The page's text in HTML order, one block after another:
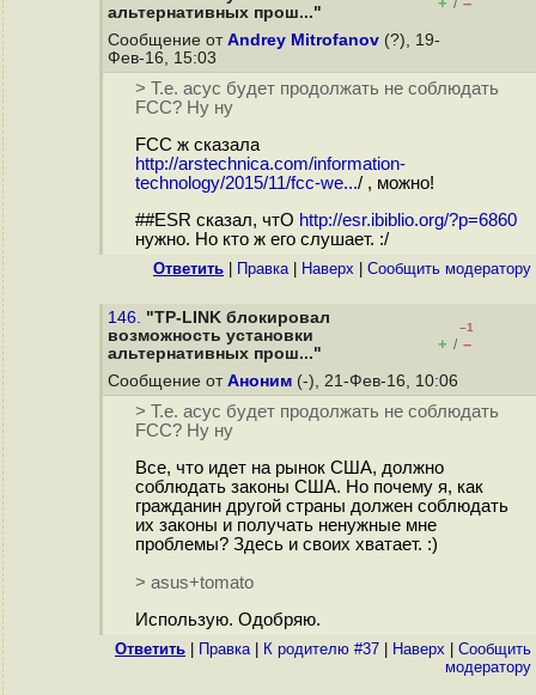
альтернативных прош..."
/
Сообщение от Andrey Mitrofanov (?), 19-
Фев-16, 15:03
> Т.е. асус будет продолжать не соблюдать
FCC? Ну ну
FCC ж сказала
http://arstechnica.com/information-
technology/2015/11/fcc-we.../ , можно!
##ESR сказал, чтО http://esr.ibiblio.org/?p=6860
нужно. Но кто ж его слушает. :/
Ответить Правка| Наверх Cообщить модератору
146. "TP-LINK блокировал
возможность установки
альтернативных прош..."
–1
+ / –
Сообщение от Аноним (-), 21-Фев-16, 10:06
> Т.е. асус будет продолжать не соблюдать
FCC? Ну ну
Все, что идет на рынок США, должно
соблюдать законы США. Но почему я, как
гражданин другой страны должен соблюдать
их законы и получать ненужные мне
проблемы? Здесь и своих хватает. :)
> asus+tomato
Использую. Одобряю.
Ответить Правка| К родителю #37 Наверх
Cообщить
модератору